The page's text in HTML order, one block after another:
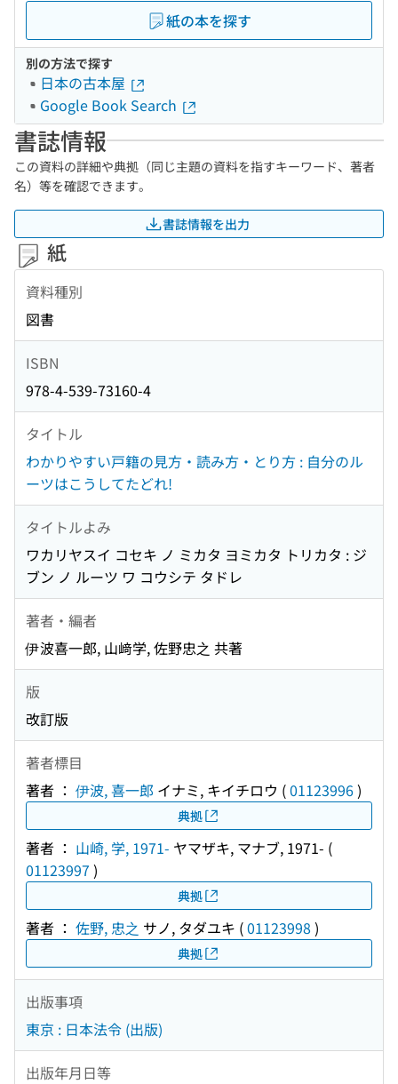
紙の本を探す
別の方法で探す
日本の古本屋
Google Book Search
書誌情報
この資料の詳細や典拠（同じ主題の資料を指すキーワード、著者
名）等を確認できます。
書誌情報を出力
紙
資料種別
図書
ISBN
978-4-539-73160-4
タイトル
わかりやすい戸籍の見方・読み方・とり方 : 自分のル
ーツはこうしてたどれ!
タイトルよみ
ワカリヤスイ コセキ ノ ミカタ ヨミカタ トリカタ : ジ
ブン ノ ルーツ ワ コウシテ タドレ
著者・編者
伊波喜一郎, 山﨑学, 佐野忠之 共著
版
改訂版
著者標目
著者 ： 伊波, 喜一郎 イナミ, キイチロウ (01123996)
典拠
著者 ： 山崎, 学, 1971- ヤマザキ, マナブ, 1971- (
01123997 )
典拠
著者 ： 佐野, 忠之 サノ, タダユキ (01123998 )
典拠
出版事項
東京 : 日本法令 (出版)
出版年月日等